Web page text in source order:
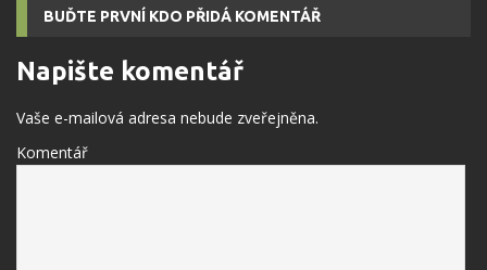
BUĎTE PRVNÍ KDO PŘIDÁ KOMENTÁŘ
Napište komentář
Vaše e-mailová adresa nebude zveřejněna.
Komentář